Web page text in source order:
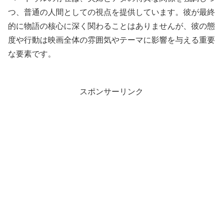
つ、普通の人間としての視点を提供しています。彼が最終
的に物語の核心に深く関わることはありませんが、彼の態
度や行動は映画全体の雰囲気やテーマに影響を与える重要
な要素です。
スポンサーリンク